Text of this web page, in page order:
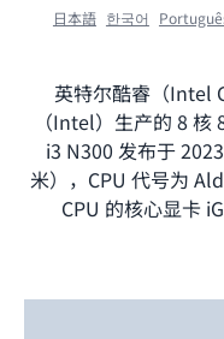
日本語 한국어
英特尔酷睿（Intel
（Intel）生产的 8
i3 N300 发布于
米），CPU 代号为
CPU 的核心显卡